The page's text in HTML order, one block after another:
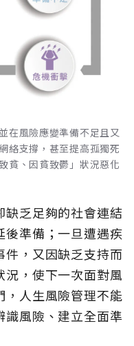
在風險應變準備不足且又
絡支撐，甚至提高孤獨死
貧、因貧致鬱」狀況惡化
缺乏足夠的社會連結
後準備；一旦遭遇疾
，又因缺乏支持而
，使下一次面對風
，人生風險管理不能
識風險、建立全面準